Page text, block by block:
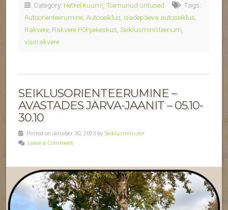
Category: Hetkel kuum! Toimunud üritused
Tags:
Autoorienteerumine Autoseiklus isadepäeva autoseiklus
Rakvere Rakvere Põhjakeskus Seiklusministeerium
visitrakvere
SEIKLUSORIENTEERUMINE –
AVASTADES JÄRVA-JAANIT – 05.10-
30.10
Posted on oktoober 30, 2023 by Seiklusminister
Leave a Comment